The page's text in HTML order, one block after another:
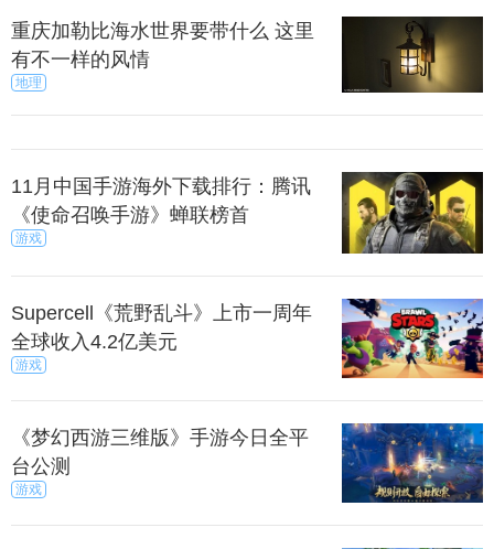
重庆加勒比海水世界要带什么 这里
有不一样的风情
地理
11月中国手游海外下载排行：腾讯
《使命召唤手游》蝉联榜首
游戏
Supercell《荒野乱斗》上市一周年
全球收入4.2亿美元
游戏
《梦幻西游三维版》手游今日全平
台公测
游戏